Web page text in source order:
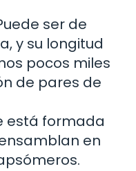
ser de
y su longitud
pocos miles
de pares de
está formada
en